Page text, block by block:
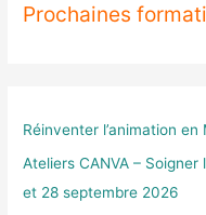
e
e
r
Prochaines
Réinventer l’animation
Ateliers CANVA – Soigner
et 28 septembre 2026